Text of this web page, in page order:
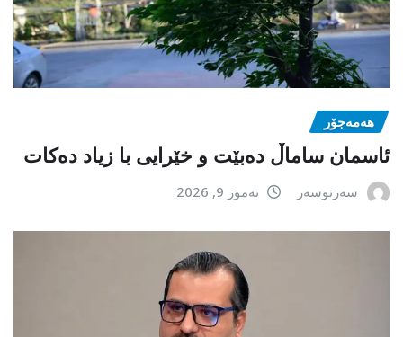
هەمەجۆر
ئاسمان ساماڵ دەبێت و خێرایی با زیاد دەکات
سەرنوسەر تەموز 9, 2026